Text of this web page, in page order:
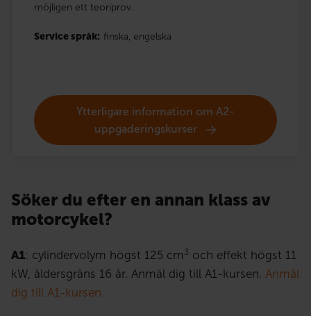
möjligen ett teoriprov.
Service språk: finska, engelska
Ytterligare information om A2-
uppgaderingskurser
Söker du efter en annan klass av
motorcykel?
A1: cylindervolym högst 125 cm 3 och effekt högst 11
kW, åldersgräns 16 år. Anmäl dig till A1-kursen. Anmäl
dig till A1-kursen.